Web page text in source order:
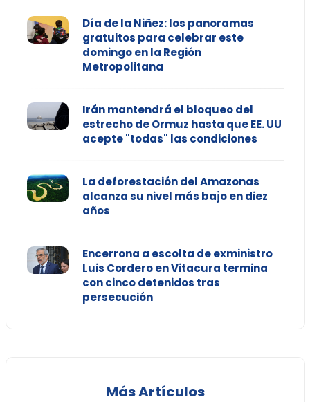
Día de la Niñez: los panoramas
gratuitos para celebrar este
domingo en la Región
Metropolitana
Irán mantendrá el bloqueo del
estrecho de Ormuz hasta que EE. UU
acepte "todas" las condiciones
La deforestación del Amazonas
alcanza su nivel más bajo en diez
años
Encerrona a escolta de exministro
Luis Cordero en Vitacura termina
con cinco detenidos tras
persecución
Más Artículos